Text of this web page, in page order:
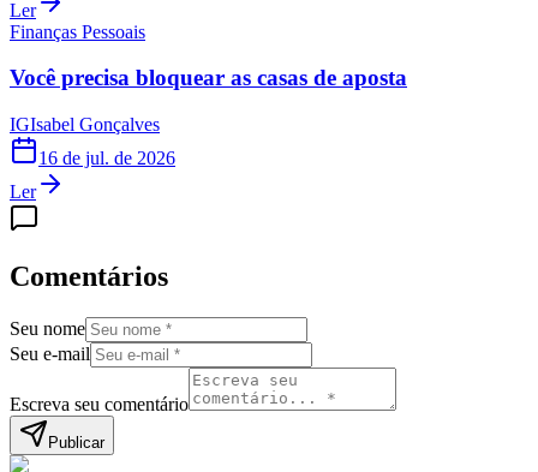
Ler
Finanças Pessoais
Você precisa bloquear as casas de aposta
IGIsabel Gonçalves
16 de jul. de 2026
Ler
Comentários
Seu nome
Seu e-mail
Escreva seu comentário
Publicar